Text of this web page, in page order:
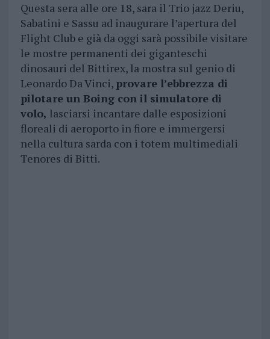
Questa sera alle ore 18, sara il Trio jazz Deriu,
Sabatini e Sassu ad inaugurare l’apertura del
Flight Club e già da oggi sarà possibile visitare
le mostre permanenti dei giganteschi
dinosauri del Bittirex, la mostra sul genio di
Leonardo Da Vinci, provare l’ebbrezza di
pilotare un Boing con il simulatore di
volo, lasciarsi incantare dalle esposizioni
floreali di aeroporto in fiore e immergersi
nella cultura sarda con i totem multimediali
Tenores di Bitti.